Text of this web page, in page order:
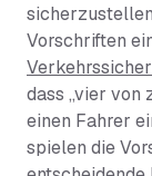
Vorschriften
dass „vier von
einen Fahrer
spielen die